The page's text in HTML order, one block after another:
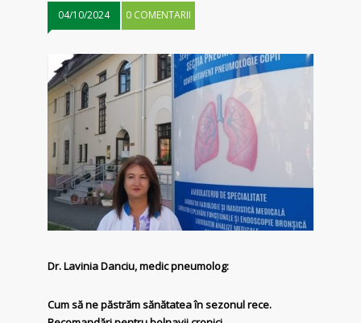
04/10/2024 0 COMENTARII
Dr. Lavinia Danciu, medic pneumolog:
Cum să ne păstrăm sănătatea în sezonul rece.